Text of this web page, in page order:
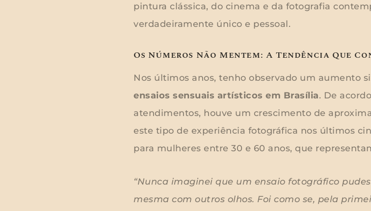
pintura clássica, do cinema e da fotografia
verdadeiramente único e pessoal.
Os Números Não Mentem: A Tendência Que
Nos últimos anos, tenho observado um aumento
ensaios sensuais artísticos em Brasília. De
atendimentos, houve um crescimento de
este tipo de experiência fotográfica nos últimos
para mulheres entre 30 e 60 anos, que
“Nunca imaginei que um ensaio fotográfico
mesma com outros olhos. Foi como se, pela